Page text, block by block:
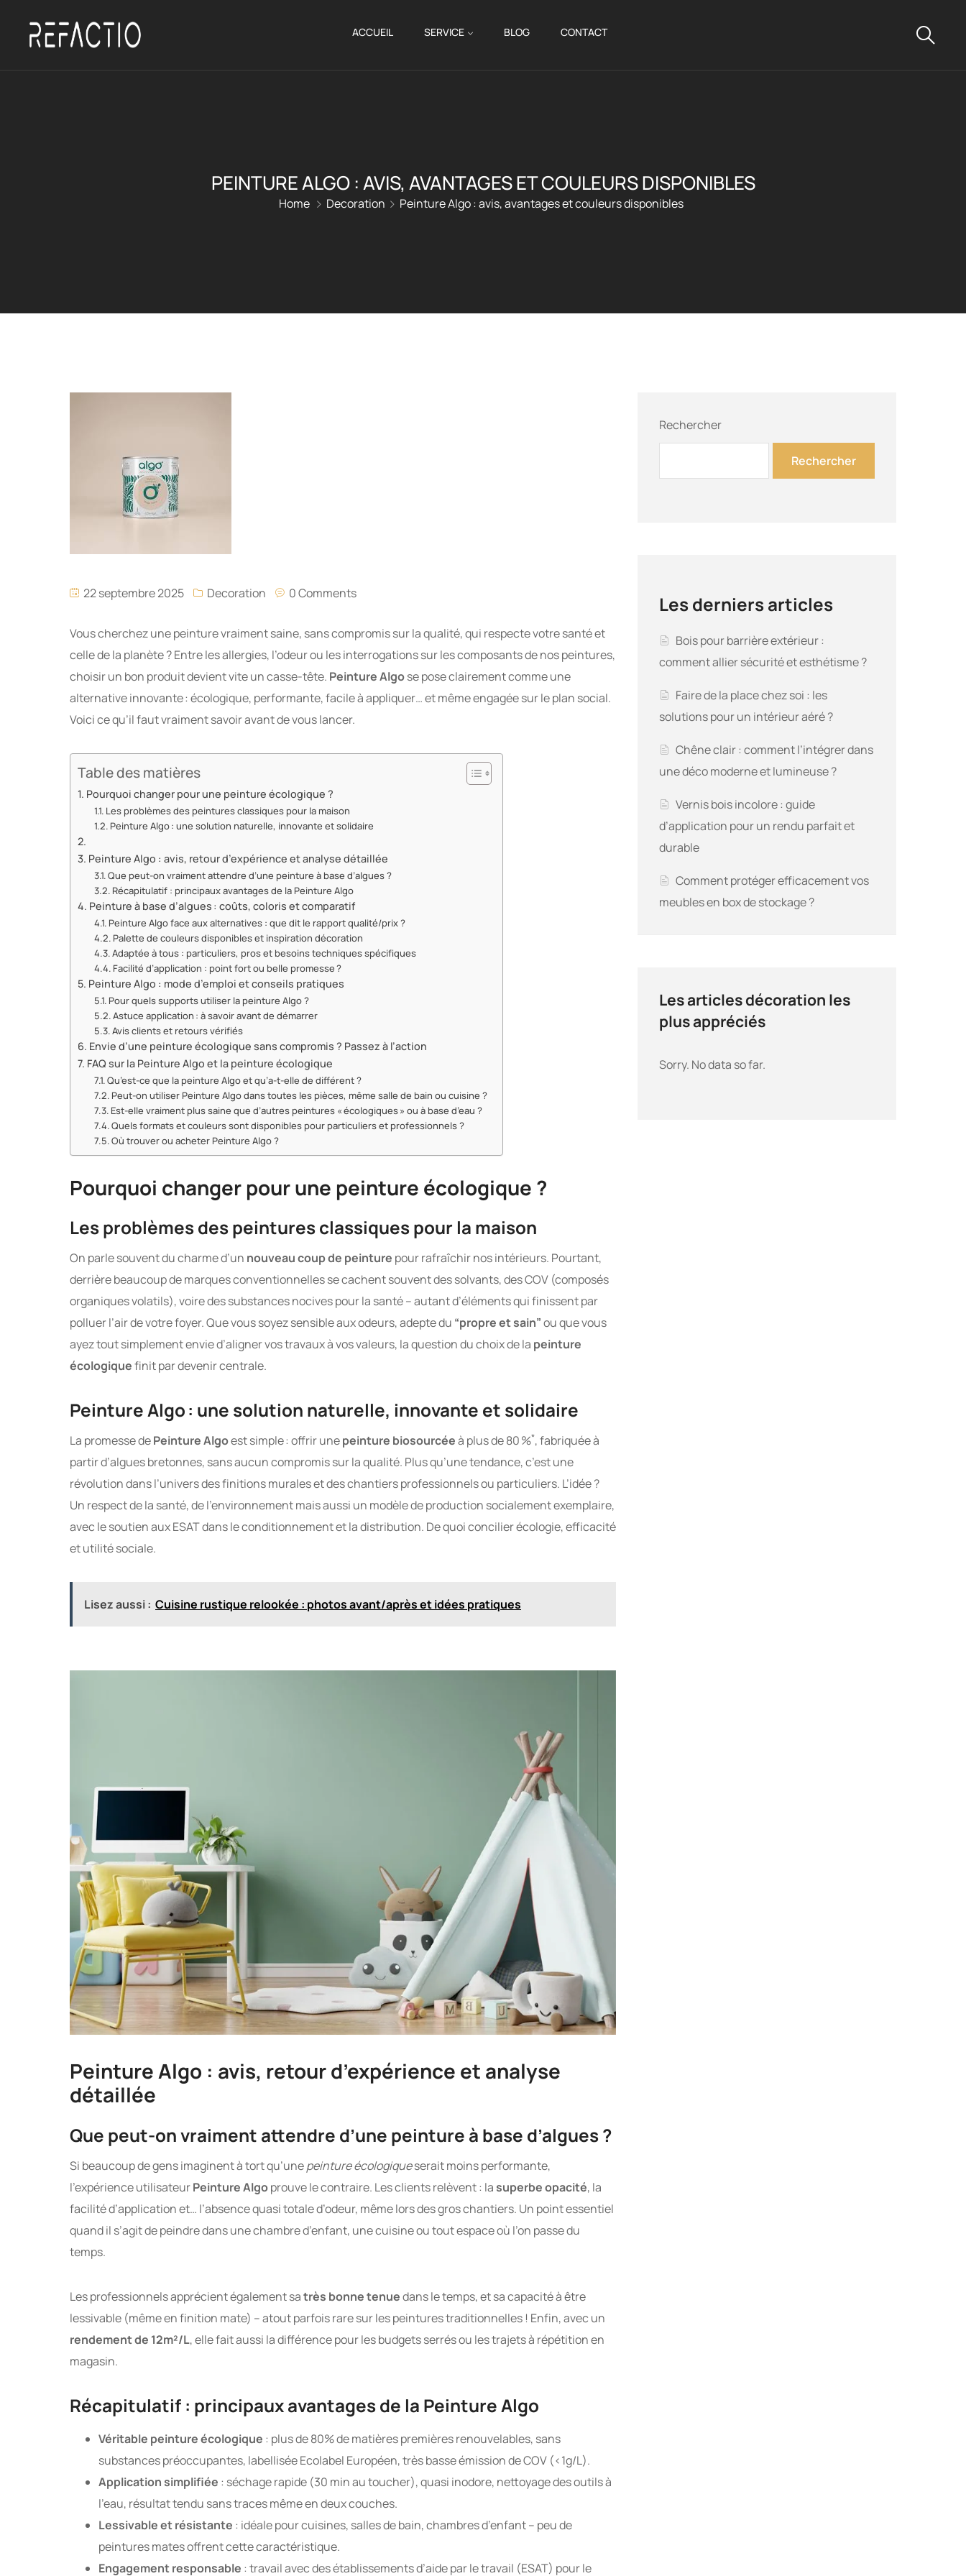
ACCUEIL SERVICE BLOG CONTACT
PEINTURE ALGO : AVIS, AVANTAGES ET COULEURS DISPONIBLES
Home Decoration Peinture Algo : avis, avantages et couleurs disponibles
22 septembre 2025 Decoration 0 Comments
Vous cherchez une peinture vraiment saine, sans compromis sur la qualité, qui respecte votre santé et
celle de la planète ? Entre les allergies, l’odeur ou les interrogations sur les composants de nos peintures,
choisir un bon produit devient vite un casse-tête. Peinture Algose pose clairement comme une
alternative innovante : écologique, performante, facile à appliquer… et même engagée sur le plan social.
Voici ce qu’il faut vraiment savoir avant de vous lancer.
Table des matières
Pourquoi changer pour une peinture écologique ?
Les problèmes des peintures classiques pour la maison
Peinture Algo : une solution naturelle, innovante et solidaire
Peinture Algo : avis, retour d’expérience et analyse détaillée
Que peut-on vraiment attendre d’une peinture à base d’algues ?
Récapitulatif : principaux avantages de la Peinture Algo
Peinture à base d’algues : coûts, coloris et comparatif
Peinture Algo face aux alternatives : que dit le rapport qualité/prix ?
Palette de couleurs disponibles et inspiration décoration
Adaptée à tous : particuliers, pros et besoins techniques spécifiques
Facilité d’application : point fort ou belle promesse ?
Peinture Algo : mode d’emploi et conseils pratiques
Pour quels supports utiliser la peinture Algo ?
Astuce application : à savoir avant de démarrer
Avis clients et retours vérifiés
Envie d’une peinture écologique sans compromis ? Passez à l’action
FAQ sur la Peinture Algo et la peinture écologique
Qu’est-ce que la peinture Algo et qu’a-t-elle de différent ?
Peut-on utiliser Peinture Algo dans toutes les pièces, même salle de bain ou cuisine ?
Est-elle vraiment plus saine que d’autres peintures « écologiques » ou à base d’eau ?
Quels formats et couleurs sont disponibles pour particuliers et professionnels ?
Où trouver ou acheter Peinture Algo ?
Pourquoi changer pour une peinture écologique ?
Les problèmes des peintures classiques pour la maison
On parle souvent du charme d’un nouveau coup de peinture pour rafraîchir nos intérieurs. Pourtant,
derrière beaucoup de marques conventionnelles se cachent souvent des solvants, des COV (composés
organiques volatils), voire des substances nocives pour la santé – autant d’éléments qui finissent par
polluer l’air de votre foyer. Que vous soyez sensible aux odeurs, adepte du “propre et sain”ou que vous
ayez tout simplement envie d’aligner vos travaux à vos valeurs, la question du choix de la peinture
écologiquefinit par devenir centrale.
Peinture Algo : une solution naturelle, innovante et solidaire
La promesse dePeinture Algoest simple : offrir unepeinture biosourcéeà plus de 80 %*, fabriquée à
partir d’algues bretonnes, sans aucun compromis sur la qualité. Plus qu’une tendance, c’est une
révolution dans l’univers des finitions murales et des chantiers professionnels ou particuliers. L’idée ?
Un respect de la santé, de l’environnement mais aussi un modèle de production socialement exemplaire,
avec le soutien aux ESAT dans le conditionnement et la distribution. De quoi concilier écologie, efficacité
et utilité sociale.
Lisez aussi : Cuisine rustique relookée : photos avant/après et idées pratiques
Peinture Algo : avis, retour d’expérience et analyse
détaillée
Que peut-on vraiment attendre d’une peinture à base d’algues ?
Si beaucoup de gens imaginent à tort qu’unepeinture écologiqueserait moins performante,
l’expérience utilisateurPeinture Algoprouve le contraire. Les clients relèvent : la superbe opacité, la
facilité d’application et… l’absence quasi totale d’odeur, même lors des gros chantiers. Un point essentiel
quand il s’agit de peindre dans une chambre d’enfant, une cuisine ou tout espace où l’on passe du
temps.
Les professionnels apprécient également satrès bonne tenuedans le temps, et sa capacité à être
lessivable (même en finition mate) – atout parfois rare sur les peintures traditionnelles ! Enfin, avec un
rendement de 12m²/L, elle fait aussi la différence pour les budgets serrés ou les trajets à répétition en
magasin.
Récapitulatif : principaux avantages de la Peinture Algo
Véritable peinture écologique : plus de 80% de matières premières renouvelables, sans
substances préoccupantes, labellisée Ecolabel Européen, très basse émission de COV (<1g/L).
Application simplifiée : séchage rapide (30 min au toucher), quasi inodore, nettoyage des outils à
l’eau, résultat tendu sans traces même en deux couches.
Lessivable et résistante : idéale pour cuisines, salles de bain, chambres d’enfant – peu de
peintures mates offrent cette caractéristique.
Engagement responsable : travail avec des établissements d’aide par le travail (ESAT) pour le
Rechercher
Rechercher
Les derniers articles
Bois pour barrière extérieur :
comment allier sécurité et esthétisme ?
Faire de la place chez soi : les
solutions pour un intérieur aéré ?
Chêne clair : comment l’intégrer dans
une déco moderne et lumineuse ?
Vernis bois incolore : guide
d’application pour un rendu parfait et
durable
Comment protéger efficacement vos
meubles en box de stockage ?
Les articles décoration les
plus appréciés
Sorry. No data so far.